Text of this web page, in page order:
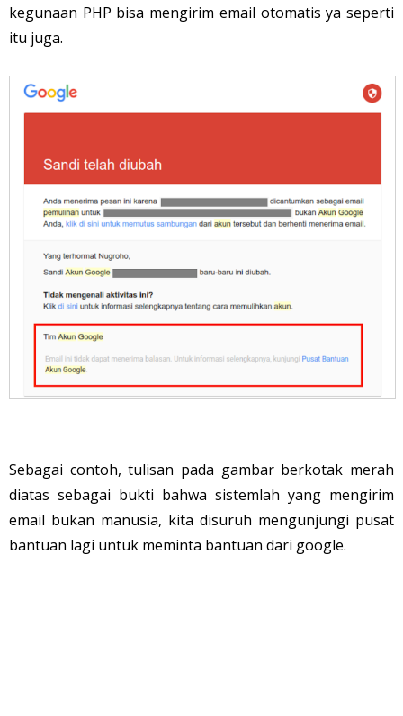
kegunaan PHP bisa mengirim email otomatis ya seperti
itu juga.
Sebagai contoh, tulisan pada gambar berkotak merah
diatas sebagai bukti bahwa sistemlah yang mengirim
email bukan manusia, kita disuruh mengunjungi pusat
bantuan lagi untuk meminta bantuan dari google.